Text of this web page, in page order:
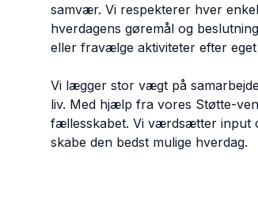
samvær. Vi respekterer hver
hverdagens gøremål og
eller fravælge aktiviteter efter
Vi lægger stor vægt på
liv. Med hjælp fra vores Støtte-
fællesskabet. Vi værdsætter input
skabe den bedst mulige hverdag.